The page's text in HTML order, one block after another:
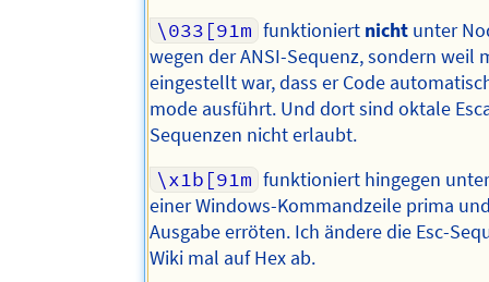
\033[91m funktioniert nicht unter
wegen der ANSI-Sequenz, sondern weil
eingestellt war, dass er Code
mode ausführt. Und dort sind oktale
Sequenzen nicht erlaubt.
\x1b[91m funktioniert hingegen
einer Windows-Kommandzeile prima
Ausgabe erröten. Ich ändere die Esc-
Wiki mal auf Hex ab.